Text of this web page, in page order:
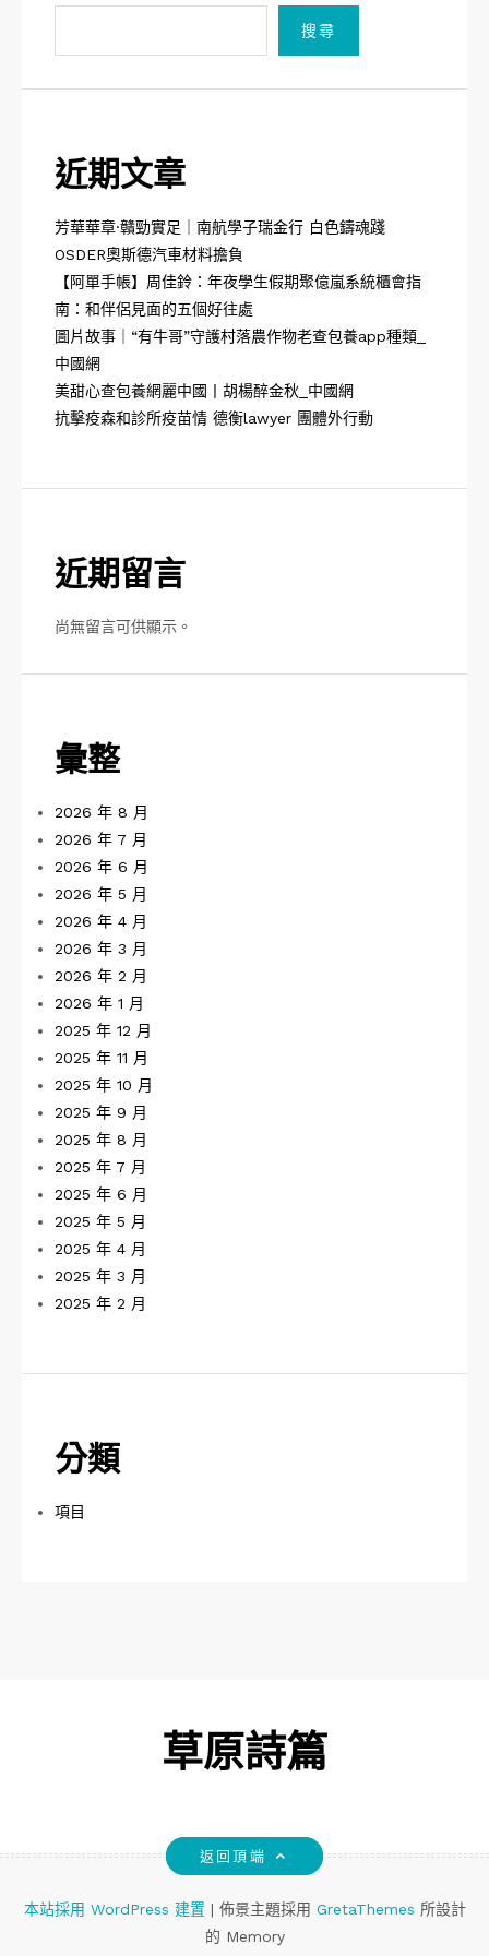
搜尋
近期文章
芳華華章·贛勁實足｜南航學子瑞金行 白色鑄魂踐
OSDER奧斯德汽車材料擔負
【阿單手帳】周佳鈴：年夜學生假期聚億嵐系統櫃會指
南：和伴侶見面的五個好往處
圖片故事｜“有牛哥”守護村落農作物老查包養app種類_
中國網
美甜心查包養網麗中國丨胡楊醉金秋_中國網
抗擊疫森和診所疫苗情 德衡lawyer 團體外行動
近期留言
尚無留言可供顯示。
彙整
2026 年 8 月
2026 年 7 月
2026 年 6 月
2026 年 5 月
2026 年 4 月
2026 年 3 月
2026 年 2 月
2026 年 1 月
2025 年 12 月
2025 年 11 月
2025 年 10 月
2025 年 9 月
2025 年 8 月
2025 年 7 月
2025 年 6 月
2025 年 5 月
2025 年 4 月
2025 年 3 月
2025 年 2 月
分類
項目
草原詩篇
返回頂端
本站採用 WordPress 建置 | 佈景主題採用 GretaThemes 所設計
的 Memory